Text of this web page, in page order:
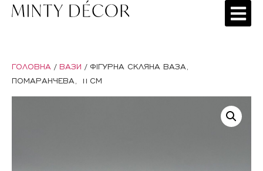
ГОЛОВНА / ВАЗИ / ФІГУРНА СКЛЯНА ВАЗА,
ПОМАРАНЧЕВА, 11СМ